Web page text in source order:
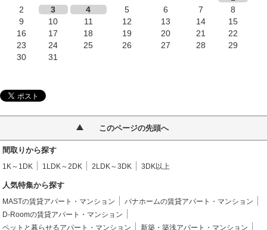
2
3 4 5 6 7
8
9
10 11 12 13 14
15
16
17 18 19 20 21
22
23
24 25 26 27 28
29
30
31
このページの先頭へ
間取りから探す
1K～1DK 1LDK～2DK 2LDK～3DK 3DK以上
人気特集から探す
MASTの賃貸アパート・マンション
パナホームの賃貸アパート・マンション
D-Roomの賃貸アパート・マンション
ペットと暮らせるアパート・マンション
新築・築浅アパート・マンション